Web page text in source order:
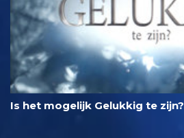
Is het mogelijk Gelukkig te zijn?